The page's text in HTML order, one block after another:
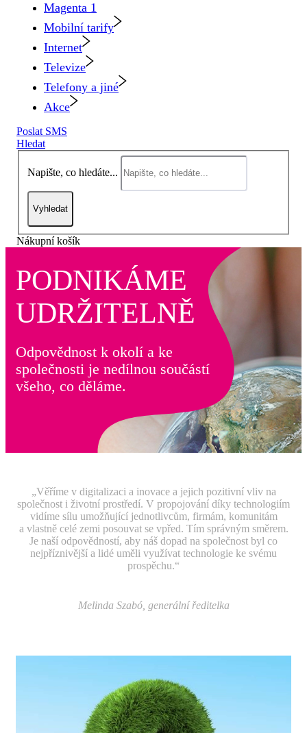
Magenta 1
Mobilní tarify
Internet
Televize
Telefony a jiné
Akce
Poslat SMS
Hledat
Napište, co hledáte...
Vyhledat
Nákupní košík
PODNIKÁME
UDRŽITELNĚ
Odpovědnost k okolí a ke
společnosti je nedílnou součástí
všeho, co děláme.
„Věříme v digitalizaci a inovace a jejich pozitivní vliv na
společnost i životní prostředí. V propojování díky technologiím
vidíme sílu umožňující jednotlivcům, firmám, komunitám
a vlastně celé zemi posouvat se vpřed. Tím správným směrem.
Je naší odpovědností, aby náš dopad na společnost byl co
nejpříznivější a lidé uměli využívat technologie ke svému
prospěchu.“
Melinda Szabó, generální ředitelka